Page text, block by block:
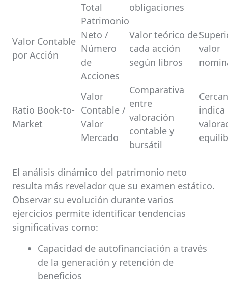
Total
obligaciones
Valor Contable
por Acción
Patrimonio
Neto /
Número
de
Acciones
Valor teórico de
cada acción
según libros
valor
Ratio Book-to-
Market
Valor
Contable /
Valor
Mercado
Comparativa
entre
valoración
contable y
bursátil
indica
El análisis dinámico del patrimonio neto
resulta más revelador que su examen estático.
Observar su evolución durante varios
ejercicios permite identificar tendencias
significativas como:
Capacidad de autofinanciación a través
de la generación y retención de
beneficios